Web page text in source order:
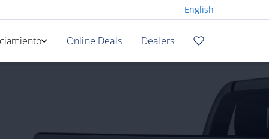
English
Línea
Online Deals Dealers